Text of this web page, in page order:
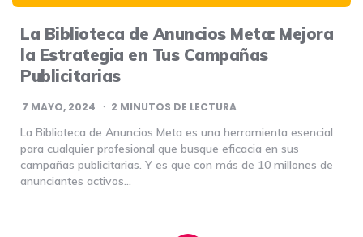
La Biblioteca de Anuncios Meta: Mejora
la Estrategia en Tus Campañas
Publicitarias
7 MAYO, 2024 2 MINUTOS DE LECTURA
La Biblioteca de Anuncios Meta es una herramienta esencial
para cualquier profesional que busque eficacia en sus
campañas publicitarias. Y es que con más de 10 millones de
anunciantes activos…